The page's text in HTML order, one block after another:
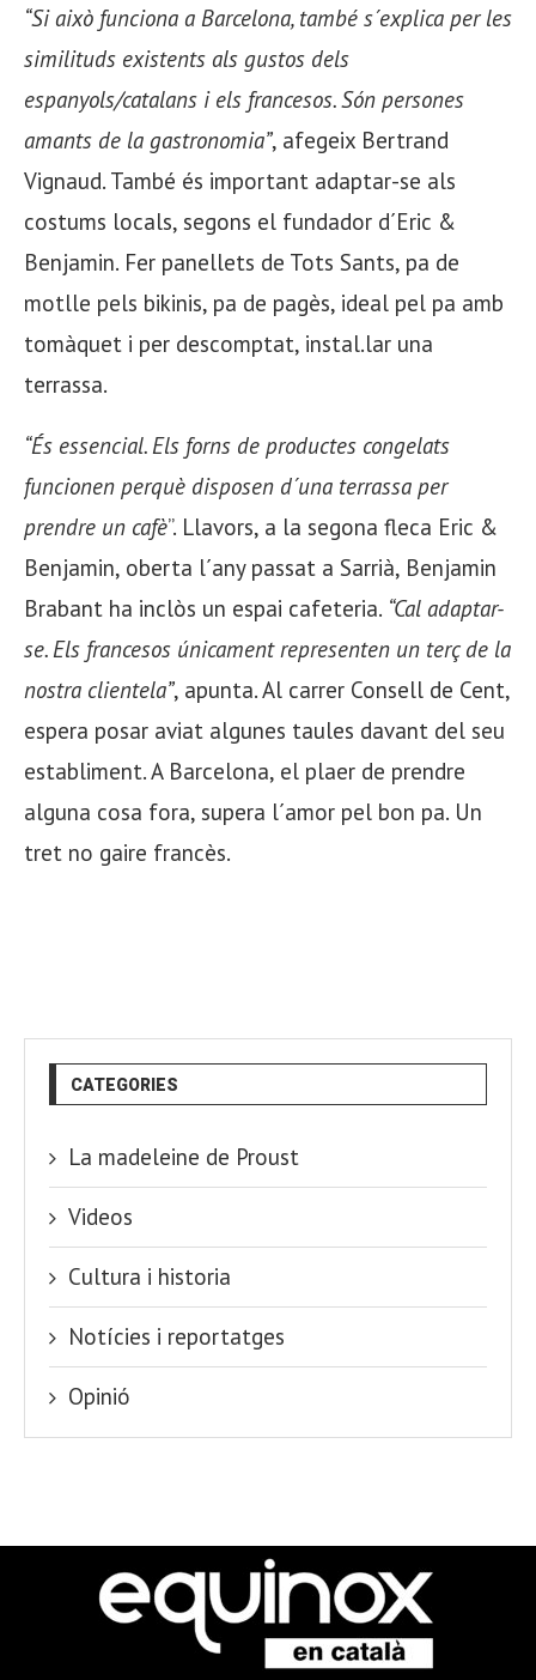
“Si això funciona a Barcelona, també s´explica per les
similituds existents als gustos dels
espanyols/catalans i els francesos. Són persones
amants de la gastronomia”, afegeix Bertrand
Vignaud. També és important adaptar-se als
costums locals, segons el fundador d´Eric &
Benjamin. Fer panellets de Tots Sants, pa de
motlle pels bikinis, pa de pagès, ideal pel pa amb
tomàquet i per descomptat, instal.lar una
terrassa.
“És essencial. Els forns de productes congelats
funcionen perquè disposen d´una terrassa per
prendre un cafè”. Llavors, a la segona fleca Eric &
Benjamin, oberta l´any passat a Sarrià, Benjamin
Brabant ha inclòs un espai cafeteria. “Cal adaptar-
se. Els francesos únicament representen un terç de la
nostra clientela”, apunta. Al carrer Consell de Cent,
espera posar aviat algunes taules davant del seu
establiment. A Barcelona, el plaer de prendre
alguna cosa fora, supera l´amor pel bon pa. Un
tret no gaire francès.
CATEGORIES
La madeleine de Proust
Videos
Cultura i historia
Notícies i reportatges
Opinió